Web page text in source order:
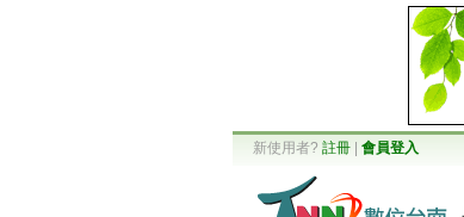
新使用者? 註冊 會員登入